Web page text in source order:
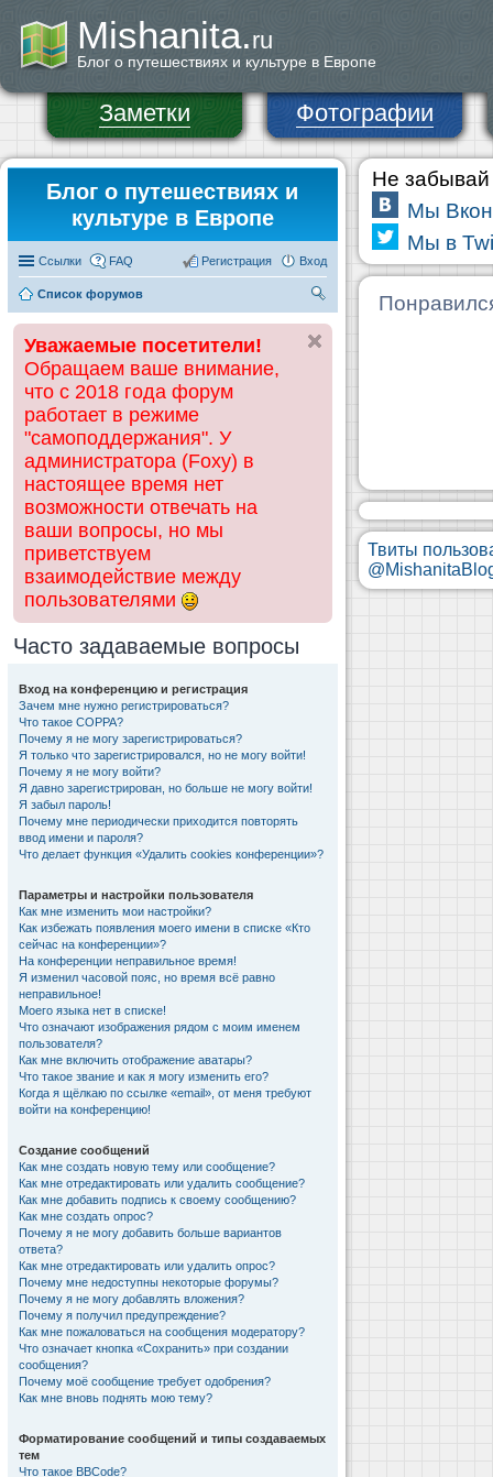
Mishanita.ru
Блог о путешествиях и культуре в Европе
Заметки Фотографии
Блог о путешествиях и
культуре в Европе
Ссылки FAQ Вход
Регистрация
Список форумов
ск
Уважаемые посетители!
Обращаем ваше внимание,
что с 2018 года форум
работает в режиме
"самоподдержания". У
администратора (Foxy) в
настоящее время нет
возможности отвечать на
ваши вопросы, но мы
приветствуем
взаимодействие между
пользователями
Часто задаваемые вопросы
Вход на конференцию и регистрация
Зачем мне нужно регистрироваться?
Что такое COPPA?
Почему я не могу зарегистрироваться?
Я только что зарегистрировался, но не могу войти!
Почему я не могу войти?
Я давно зарегистрирован, но больше не могу войти!
Я забыл пароль!
Почему мне периодически приходится повторять
ввод имени и пароля?
Что делает функция «Удалить cookies конференции»?
Параметры и настройки пользователя
Как мне изменить мои настройки?
Как избежать появления моего имени в списке «Кто
сейчас на конференции»?
На конференции неправильное время!
Я изменил часовой пояс, но время всё равно
неправильное!
Моего языка нет в списке!
Что означают изображения рядом с моим именем
пользователя?
Как мне включить отображение аватары?
Что такое звание и как я могу изменить его?
Когда я щёлкаю по ссылке «email», от меня требуют
войти на конференцию!
Создание сообщений
Как мне создать новую тему или сообщение?
Как мне отредактировать или удалить сообщение?
Как мне добавить подпись к своему сообщению?
Как мне создать опрос?
Почему я не могу добавить больше вариантов
ответа?
Как мне отредактировать или удалить опрос?
Почему мне недоступны некоторые форумы?
Почему я не могу добавлять вложения?
Почему я получил предупреждение?
Как мне пожаловаться на сообщения модератору?
Что означает кнопка «Сохранить» при создании
сообщения?
Почему моё сообщение требует одобрения?
Как мне вновь поднять мою тему?
Форматирование сообщений и типы создаваемых
тем
Что такое BBCode?
Не забывай
Мы
Мы в
Твиты